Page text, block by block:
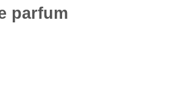
parfum